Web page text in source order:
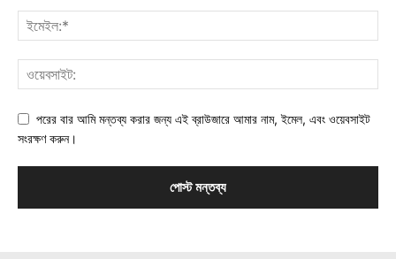
পরের বার আমি মন্তব্য করার জন্য এই ব্রাউজারে আমার নাম, ইমেল, এবং ওয়েবসাইট
সংরক্ষণ করুন।